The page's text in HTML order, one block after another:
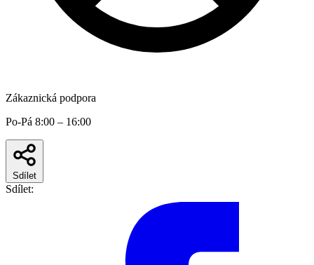
Zákaznická podpora
Po-Pá 8:00 – 16:00
Sdílet
Sdílet: